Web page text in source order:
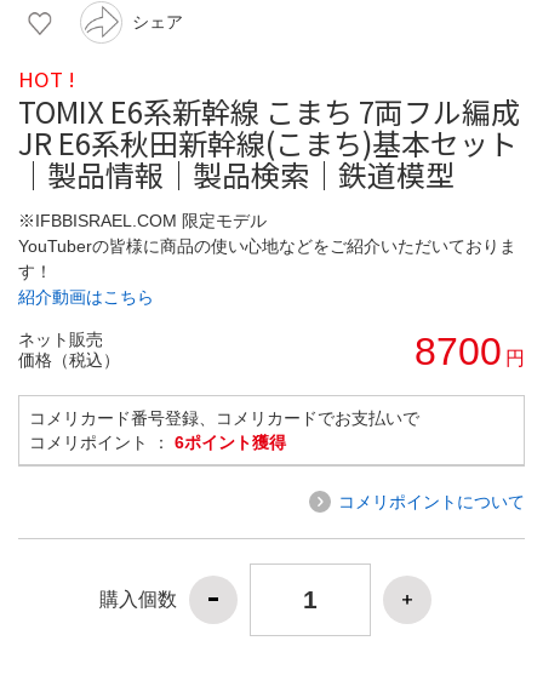
シェア
HOT !
TOMIX E6系新幹線 こまち 7両フル編成
JR E6系秋田新幹線(こまち)基本セット
｜製品情報｜製品検索｜鉄道模型
※IFBBISRAEL.COM 限定モデル
YouTuberの皆様に商品の使い心地などをご紹介いただいておりま
す！
紹介動画はこちら
ネット販売
価格（税込）
8700 円
コメリカード番号登録、コメリカードでお支払いで
コメリポイント ： 6ポイント獲得
コメリポイントについて
購入個数